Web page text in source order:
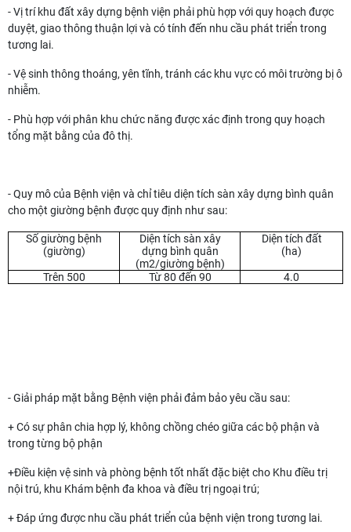
- Vị trí khu đất xây dựng bệnh viện phải phù hợp với quy hoạch được
duyệt, giao thông thuận lợi và có tính đến nhu cầu phát triển trong
tương lai.
- Vệ sinh thông thoáng, yên tĩnh, tránh các khu vực có môi trường bị ô
nhiễm.
- Phù hợp với phân khu chức năng được xác định trong quy hoạch
tổng mặt bằng của đô thị.
- Quy mô của Bệnh viện và chỉ tiêu diện tích sàn xây dựng bình quân
cho một giường bệnh được quy định như sau:
Số giường bệnh
(giường)
Diện tích sàn xây
dựng bình quân
(m2/giường bệnh)
Diện tích đất
(ha)
Trên 500 Từ 80 đến 90 4.0
- Giải pháp mặt bằng Bệnh viện phải đảm bảo yêu cầu sau:
+ Có sự phân chia hợp lý, không chồng chéo giữa các bộ phận và
trong từng bộ phận
+Điều kiện vệ sinh và phòng bệnh tốt nhất đặc biệt cho Khu điều trị
nội trú, khu Khám bệnh đa khoa và điều trị ngoại trú;
+ Đáp ứng được nhu cầu phát triển của bệnh viện trong tương lai.